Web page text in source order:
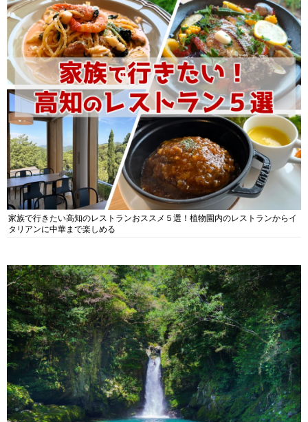
家族で行きたい高知のレストランおススメ５選！植物園内のレストランからイ
タリアンに中華まで楽しめる